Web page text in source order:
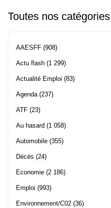
Toutes nos catégories
AAESFF (908)
Actu flash (1 299)
Actualité Emploi (83)
Agenda(237)
ATF (23)
Au hasard (1 058)
Automobile (355)
Décès (24)
Economie (2 186)
Emploi (993)
Environnement/C02 (36)